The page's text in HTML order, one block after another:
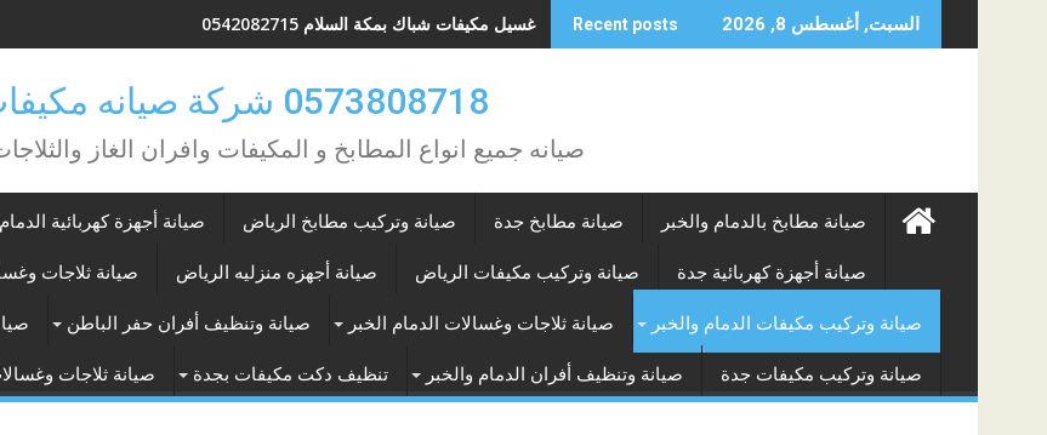
to
السبت, أغسطس 8, 2026 Recent posts غسيل مكيفات شباك بمكة السلام 0542082715
0573808718 شركة صيانه مكيفات
صيانه جميع انواع المطابخ و المكيفات وافران الغاز
صيانة مطابخ بالدمام والخبر صيانة مطابخ جدة صيانة وتركيب مطابخ الرياض صيانة أجهزة كهربائية
صيانة أجهزة كهربائية جدة صيانة وتركيب مكيفات الرياض صيانة أجهزه منزليه الرياض صيانة ثلاجات
صيانة وتركيب مكيفات الدمام والخبر صيانة ثلاجات وغسالات الدمام الخبر صيانة وتنظيف أفران حفر الباطن
صيانة وتركيب مكيفات جدة صيانة وتنظيف أفران الدمام والخبر تنظيف دكت مكيفات بجدة صيانة ثلاجات